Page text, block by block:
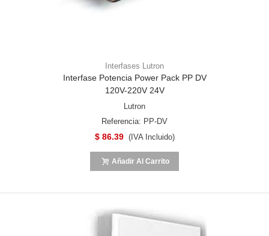
Interfases Lutron
Interfase Potencia Power Pack PP DV
120V-220V 24V
Lutron
Referencia: PP-DV
$ 86.39 (IVA Incluido)
Añadir Al Carrito